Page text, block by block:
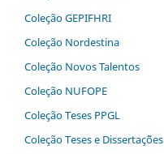
Coleção GEPIFHRI
Coleção Nordestina
Coleção Novos Talentos
Coleção NUFOPE
Coleção Teses PPGL
Coleção Teses e Dissertaç˜ões